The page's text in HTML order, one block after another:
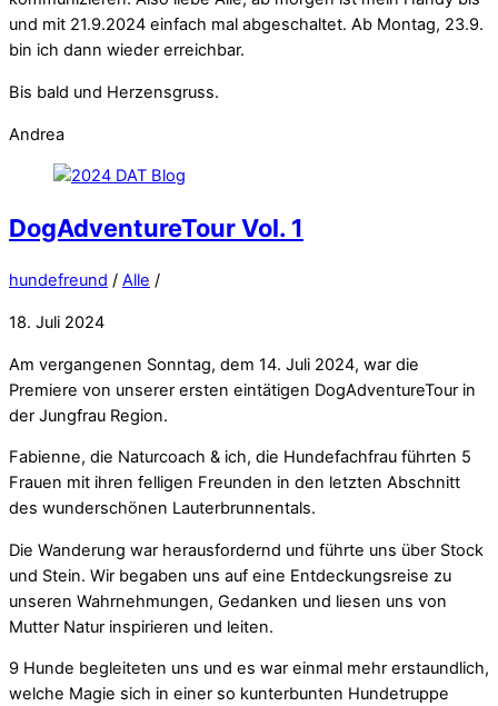
und mit 21.9.2024 einfach mal abgeschaltet. Ab Montag, 23.9.
bin ich dann wieder erreichbar.
Bis bald und Herzensgruss.
Andrea
DogAdventureTour Vol. 1
hundefreund / Alle /
18. Juli 2024
Am vergangenen Sonntag, dem 14. Juli 2024, war die
Premiere von unserer ersten eintätigen DogAdventureTour in
der Jungfrau Region.
Fabienne, die Naturcoach & ich, die Hundefachfrau führten 5
Frauen mit ihren felligen Freunden in den letzten Abschnitt
des wunderschönen Lauterbrunnentals.
Die Wanderung war herausfordernd und führte uns über Stock
und Stein. Wir begaben uns auf eine Entdeckungsreise zu
unseren Wahrnehmungen, Gedanken und liesen uns von
Mutter Natur inspirieren und leiten.
9 Hunde begleiteten uns und es war einmal mehr erstaundlich,
welche Magie sich in einer so kunterbunten Hundetruppe